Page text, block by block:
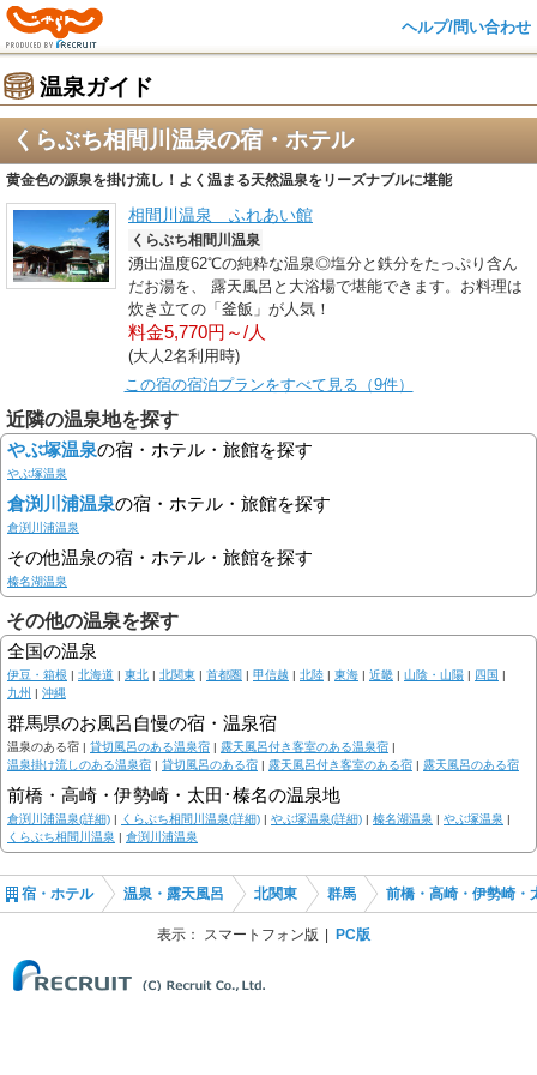
ヘルプ/問い合わせ
温泉ガイド
くらぶち相間川温泉の宿・ホテル
黄金色の源泉を掛け流し！よく温まる天然温泉をリーズナブルに堪能
相間川温泉 ふれあい館
くらぶち相間川温泉
湧出温度62℃の純粋な温泉◎塩分と鉄分をたっぷり含ん
だお湯を、 露天風呂と大浴場で堪能できます。お料理は
炊き立ての「釜飯」が人気！
料金5,770円～/人
(大人2名利用時)
この宿の宿泊プランをすべて見る（9件）
近隣の温泉地を探す
やぶ塚温泉の宿・ホテル・旅館を探す
やぶ塚温泉
倉渕川浦温泉の宿・ホテル・旅館を探す
倉渕川浦温泉
その他温泉の宿・ホテル・旅館を探す
榛名湖温泉
その他の温泉を探す
全国の温泉
伊豆・箱根 | 北海道 | 東北 | 北関東 | 首都圏 | 甲信越 | 北陸 | 東海 | 近畿 | 山陰・山陽 | 四国 |
九州 | 沖縄
群馬県のお風呂自慢の宿・温泉宿
温泉のある宿 | 貸切風呂のある温泉宿 | 露天風呂付き客室のある温泉宿 |
温泉掛け流しのある温泉宿 | 貸切風呂のある宿 | 露天風呂付き客室のある宿 | 露天風呂のある宿
前橋・高崎・伊勢崎・太田･榛名の温泉地
倉渕川浦温泉(詳細) | くらぶち相間川温泉(詳細) | やぶ塚温泉(詳細) | 榛名湖温泉 | やぶ塚温泉 |
くらぶち相間川温泉 | 倉渕川浦温泉
宿・ホテル 温泉・露天風呂 北関東 群馬 前橋・高崎・伊勢崎・
表示： スマートフォン版 PC版